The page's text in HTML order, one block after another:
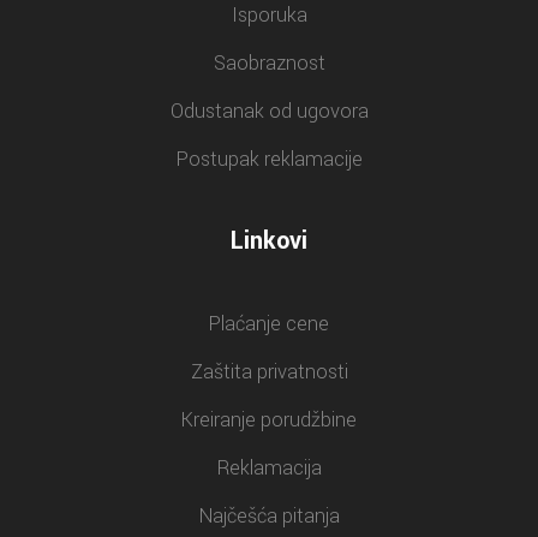
Isporuka
Saobraznost
Odustanak od ugovora
Postupak reklamacije
Linkovi
Plaćanje cene
Zaštita privatnosti
Kreiranje porudžbine
Reklamacija
Najčešća pitanja